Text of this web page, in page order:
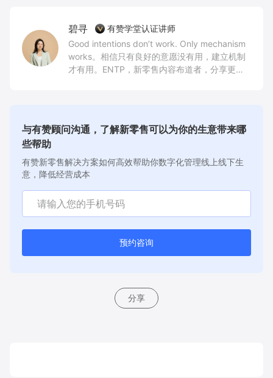
碧寻
有赞学堂认证讲师
Good intentions don’t work. Only mechanism
works。相信只有良好的意愿没有用，建立机制
才有用。ENTP，新零售内容布道者，分享更多
与有赞顾问沟通，了解新零售可以为你的生意带来哪
些帮助
有赞新零售解决方案如何高效帮助你数字化管理线上线下生
意，降低经营成本
预约咨询
分享